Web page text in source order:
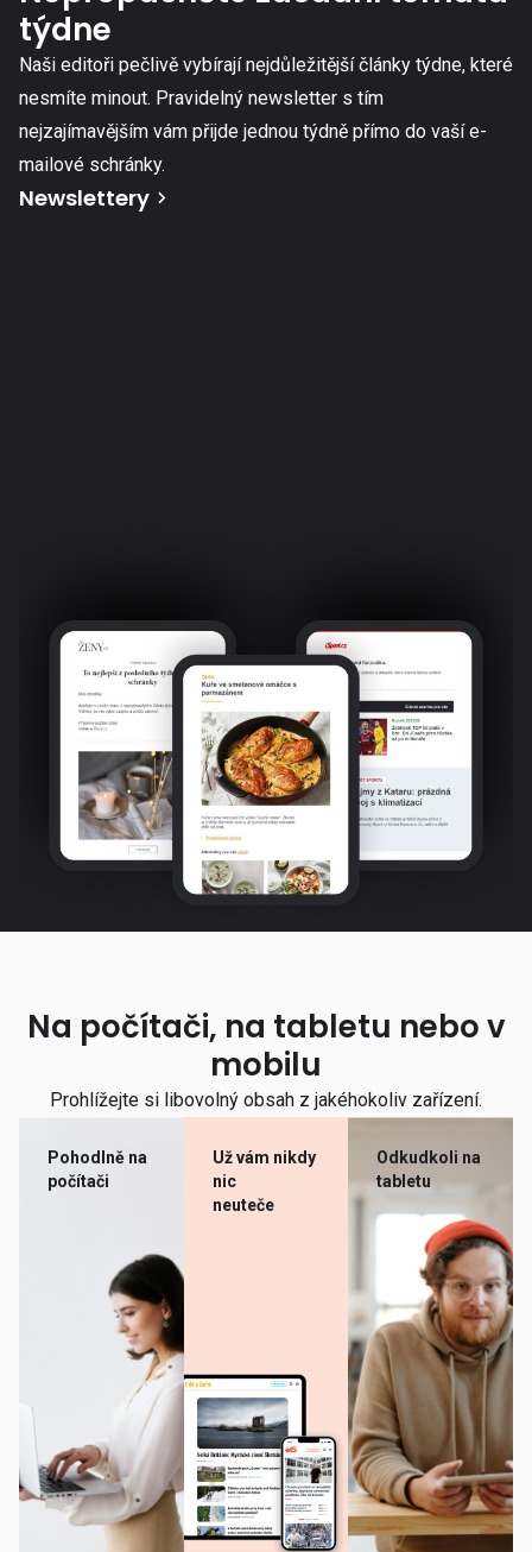
týdne
Naši editoři pečlivě vybírají nejdůležitější články týdne, které
nesmíte minout. Pravidelný newsletter s tím
nejzajímavějším vám přijde jednou týdně přímo do vaší e-
mailové schránky.
Newslettery
Na počítači, na tabletu nebo v
mobilu
Prohlížejte si libovolný obsah z jakéhokoliv zařízení.
Pohodlně na
počítači
Už vám nikdy
nic
neuteče
Odkudkoli na
tabletu